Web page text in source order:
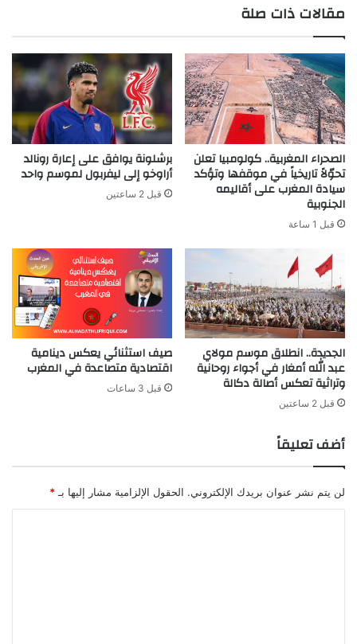
المحكمة
الدستورية
مقالات ذات صلة
الصحراء المغربية.. كولومبيا تعلن
تحوّلاً تاريخياً في موقفها وتؤكد
سيادة المغرب على أقاليمه
الجنوبية
قبل 1 ساعة
برشلونة يوافق على إعارة رونالد
أراوخو إلى ليفربول لموسم واحد
قبل 2 ساعتين
الجديدة.. انطلاق موسم مولاي
عبد الله أمغار في أجواء روحانية
وتراثية تعكس أصالة دكالة
قبل 2 ساعتين
صيف استثنائي يعكس دينامية
اقتصادية متصاعدة في المغرب
قبل 3 ساعات
أضف تعليقاً
لن يتم نشر عنوان بريدك الإلكتروني. الحقول الإلزامية مشار إليها بـ *